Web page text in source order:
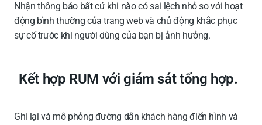
Nhận thông báo bất cứ khi nào có sai lệch nhỏ so với hoạt
động bình thường của trang web và chủ động khắc phục
sự cố trước khi người dùng của bạn bị ảnh hưởng.
Kết hợp RUM với giám sát tổng hợp.
Ghi lại và mô phỏng đường dẫn khách hàng điển hình và